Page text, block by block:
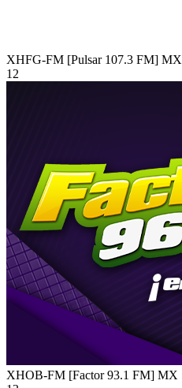
XHFG-FM [Pulsar 107.3 FM] MX
12
XHOB-FM [Factor 93.1 FM] MX